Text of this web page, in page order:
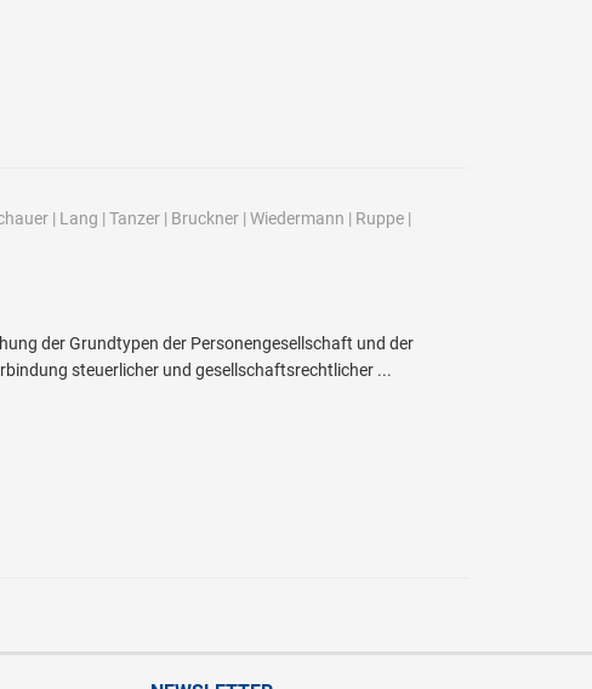
| Lang | Tanzer| Bruckner| Wiedermann | Ruppe|
der Grundtypen der Personengesellschaft und der
steuerlicher und gesellschaftsrechtlicher ...